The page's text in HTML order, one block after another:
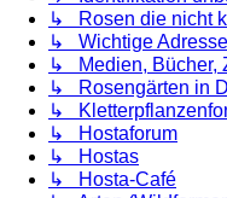
↳ Rosen die nicht
↳ Wichtige
↳ Medien, Bücher,
↳ Rosengärten in
↳
↳ Hostaforum
↳ Hostas
↳ Hosta-Café